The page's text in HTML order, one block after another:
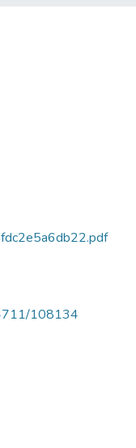
108134